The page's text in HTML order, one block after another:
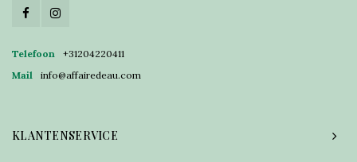
Telefoon
+31204220411
Mail
info@affairedeau.com
KLANTENSERVICE